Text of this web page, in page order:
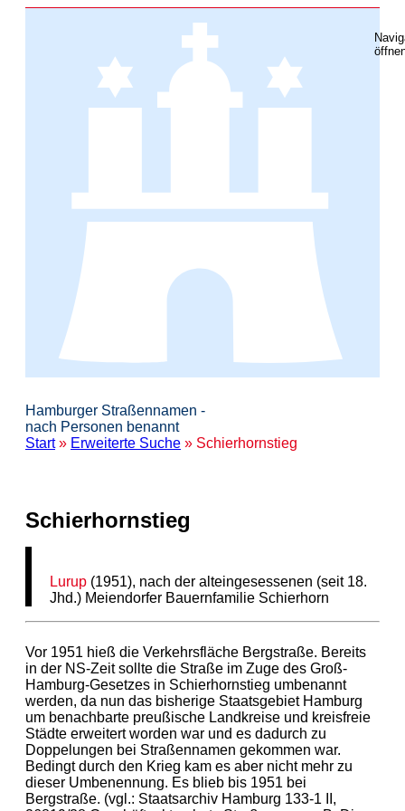
Hamburger Straßennamen -
nach Personen benannt
Start» Erweiterte Suche » Schierhornstieg
Schierhornstieg
Lurup (1951), nach der alteingesessenen (seit 18.
Jhd.) Meiendorfer Bauernfamilie Schierhorn
Vor 1951 hieß die Verkehrsfläche Bergstraße. Bereits
in der NS-Zeit sollte die Straße im Zuge des Groß-
Hamburg-Gesetzes in Schierhornstieg umbenannt
werden, da nun das bisherige Staatsgebiet Hamburg
um benachbarte preußische Landkreise und kreisfreie
Städte erweitert worden war und es dadurch zu
Doppelungen bei Straßennamen gekommen war.
Bedingt durch den Krieg kam es aber nicht mehr zu
dieser Umbenennung. Es blieb bis 1951 bei
Bergstraße. (vgl.: Staatsarchiv Hamburg 133-1 II,